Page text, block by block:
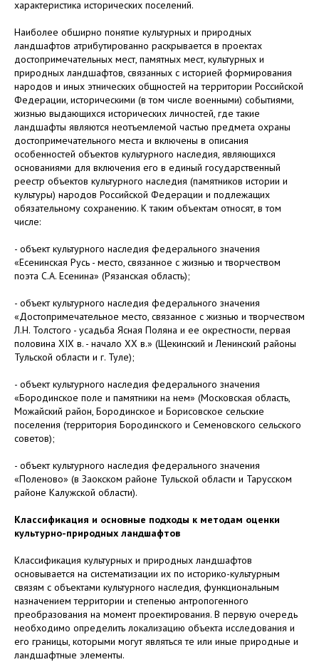
характеристика исторических поселений.
Наиболее обширно понятие культурных и природных
ландшафтов атрибутированно раскрывается в проектах
достопримечательных мест, памятных мест, культурных и
природных ландшафтов, связанных с историей формирования
народов и иных этнических общностей на территории Российской
Федерации, историческими (в том числе военными) событиями,
жизнью выдающихся исторических личностей, где такие
ландшафты являются неотъемлемой частью предмета охраны
достопримечательного места и включены в описания
особенностей объектов культурного наследия, являющихся
основаниями для включения его в единый государственный
реестр объектов культурного наследия (памятников истории и
культуры) народов Российской Федерации и подлежащих
обязательному сохранению. К таким объектам относят, в том
числе:
- объект культурного наследия федерального значения
«Есенинская Русь - место, связанное с жизнью и творчеством
поэта С.А. Есенина» (Рязанская область);
- объект культурного наследия федерального значения
«Достопримечательное место, связанное с жизнью и творчеством
Л.Н. Толстого - усадьба Ясная Поляна и ее окрестности, первая
половина XIX в. - начало XX в.» (Щекинский и Ленинский районы
Тульской области и г. Туле);
- объект культурного наследия федерального значения
«Бородинское поле и памятники на нем» (Московская область,
Можайский район, Бородинское и Борисовское сельские
поселения (территория Бородинского и Семеновского сельского
советов);
- объект культурного наследия федерального значения
«Поленово» (в Заокском районе Тульской области и Тарусском
районе Калужской области).
Классификация и основные подходы к методам оценки
культурно-природных ландшафтов
Классификация культурных и природных ландшафтов
основывается на систематизации их по историко-культурным
связям с объектами культурного наследия, функциональным
назначением территории и степенью антропогенного
преобразования на момент проектирования. В первую очередь
необходимо определить локализацию объекта исследования и
его границы, которыми могут являться те или иные природные и
ландшафтные элементы.